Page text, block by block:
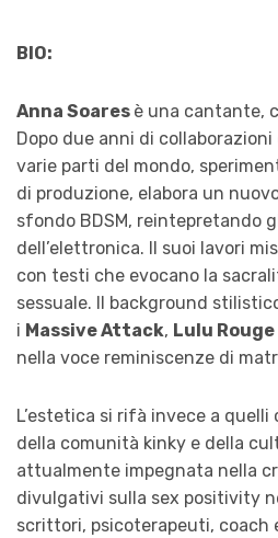
BIO:
Anna Soares è una cantante,
Dopo due anni di
varie parti del mondo,
di produzione, elabora un
sfondo BDSM, reintepretando
dell’elettronica. Il suoi lavori
con testi che evocano la
sessuale. Il background
i Massive Attack, Lulu Rouge
nella voce reminiscenze di
L’estetica si rifà invece a
della comunità kinky e della
attualmente impegnata nella
divulgativi sulla sex positivity
scrittori, psicoterapeuti, coach